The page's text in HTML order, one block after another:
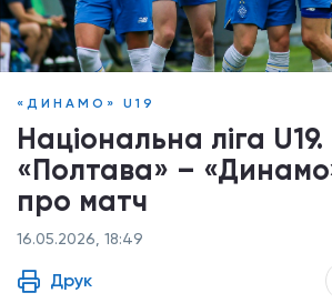
«ДИНАМО» U19
Національна ліга U19.
«Полтава» –
про матч
16.05.2026, 18:49
Друк